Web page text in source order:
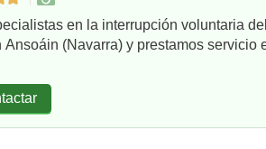
en la interrupción voluntaria
Ansoáin (Navarra) y prestamos servicio